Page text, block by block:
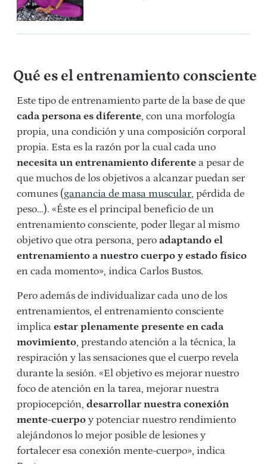
Qué es el entrenamiento consciente
Este tipo de entrenamiento parte de la base de que
cada persona es diferente, con una morfología
propia, una condición y una composición corporal
propia. Esta es la razón por la cual cada uno
necesita un entrenamiento diferente a pesar de
que muchos de los objetivos a alcanzar puedan ser
comunes (ganancia de masa muscular, pérdida de
peso…). «Éste es el principal beneficio de un
entrenamiento consciente, poder llegar al mismo
objetivo que otra persona, pero adaptando el
entrenamiento a nuestro cuerpo y estado físico
en cada momento», indica Carlos Bustos.
Pero además de individualizar cada uno de los
entrenamientos, el entrenamiento consciente
implica estar plenamente presente en cada
movimiento, prestando atención a la técnica, la
respiración y las sensaciones que el cuerpo revela
durante la sesión. «El objetivo es mejorar nuestro
foco de atención en la tarea, mejorar nuestra
propiocepción, desarrollar nuestra conexión
mente-cuerpo y potenciar nuestro rendimiento
alejándonos lo mejor posible de lesiones y
fortalecer esa conexión mente-cuerpo», indica